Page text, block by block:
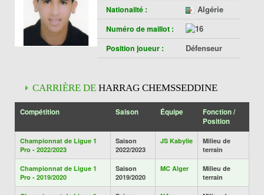
Nationalité : Algérie
Numéro de maillot :
Position joueur :
Défenseur
CARRIÈRE DE HARRAG CHEMSSEDDINE
Compétition Saison Équipe
Fonction /
Position
Championnat de Ligue 1
Pro - 2022/2023
Saison
2022/2023
JS Kabylie
Milieu de
terrain
Championnat de Ligue 1
Pro - 2019/2020
Saison
2019/2020
MC Alger
Milieu de
terrain